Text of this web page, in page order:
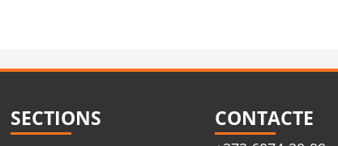
SECTIONS CONTACTE